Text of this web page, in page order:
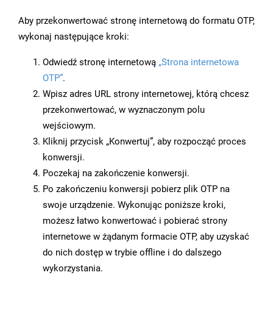
Aby przekonwertować stronę internetową do formatu OTP,
wykonaj następujące kroki:
Odwiedź stronę internetową „Strona internetowa
OTP”.
Wpisz adres URL strony internetowej, którą chcesz
przekonwertować, w wyznaczonym polu
wejściowym.
Kliknij przycisk „Konwertuj”, aby rozpocząć proces
konwersji.
Poczekaj na zakończenie konwersji.
Po zakończeniu konwersji pobierz plik OTP na
swoje urządzenie. Wykonując poniższe kroki,
możesz łatwo konwertować i pobierać strony
internetowe w żądanym formacie OTP, aby uzyskać
do nich dostęp w trybie offline i do dalszego
wykorzystania.